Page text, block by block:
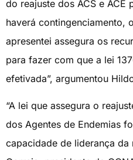
do reajuste dos ACS e ACE
haverá contingenciamento,
apresentei assegura os
para fazer com que a lei
efetivada”, argumentou
“A lei que assegura o
dos Agentes de Endemias
capacidade de liderança da